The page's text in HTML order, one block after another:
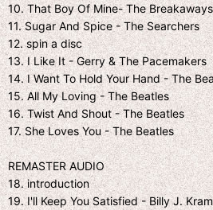
10. That Boy Of Mine- The Breakaways
11. Sugar And Spice - The Searchers
12. spin a disc
13. I Like It - Gerry & The Pacemakers
14. I Want To Hold Your Hand - The
15. All My Loving - The Beatles
16. Twist And Shout - The Beatles
17. She Loves You - The Beatles
REMASTER AUDIO
18. introduction
19. I'll Keep You Satisfied - Billy J.